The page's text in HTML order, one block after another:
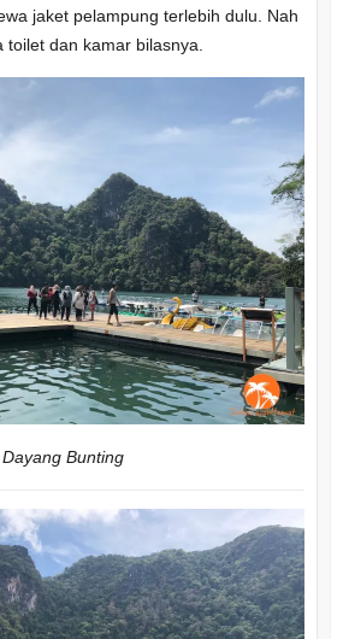
jaket pelampung terlebih dulu. Nah
dan kamar bilasnya.
Bunting